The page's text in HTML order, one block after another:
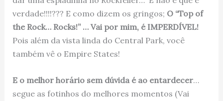
verdade!!!!??? E como dizem os gringos; O “Top of
the Rock… Rocks!” … Vai por mim, é IMPERDÍVEL!
Pois além da vista linda do Central Park, você
também vê o Empire States!
E o melhor horário sem dúvida é ao entardecer…
segue as fotinhos do melhores momentos (Vai